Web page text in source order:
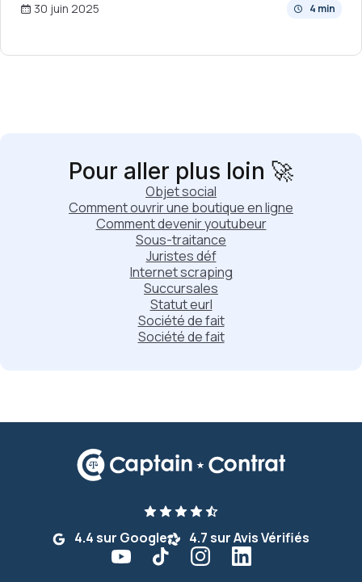
4 min
30 juin 2025
Pour aller plus loin 🚀
Objet social
Comment ouvrir une boutique en ligne
Comment devenir youtubeur
Sous-traitance
Juristes déf
Internet scraping
Succursales
Statut eurl
Société de fait
Société de fait
4.4 sur Google 4.7 sur Avis Vérifiés